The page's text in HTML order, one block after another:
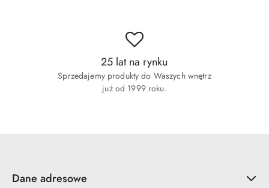
25 lat na rynku
Sprzedajemy produkty do Waszych wnętrz
już od 1999 roku.
Dane adresowe